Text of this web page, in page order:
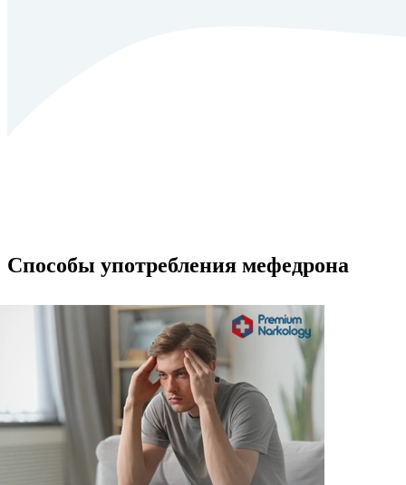
Способы употребления мефедрона